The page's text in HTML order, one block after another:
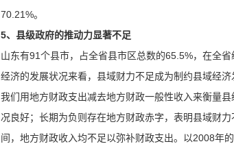
70.21%。
5、县级政府的推动力显著不足
山东有91个县市，占全省县市区总数的65.5%，在全
经济的发展状况来看，县域财力不足成为制约县域经济
我们用地方财政支出减去地方财政一般性收入来衡量
况良好；长期为负则存在地方财政赤字，表明县域财
间，地方财政收入均不足以弥补财政支出。以2008年